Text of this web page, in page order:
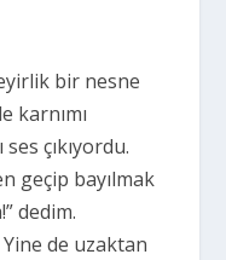
bir nesne
karnımı
çıkıyordu.
geçip bayılmak
dedim.
Yine de uzaktan